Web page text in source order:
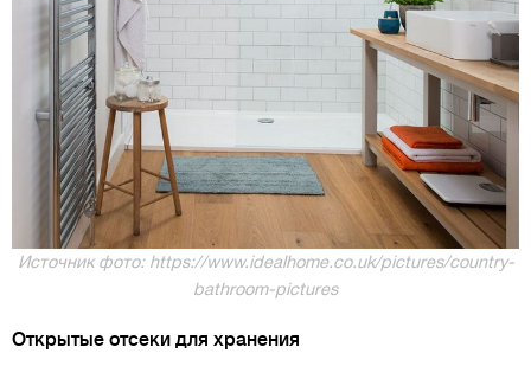
Источник фото: https://www.idealhome.co.uk/pictures/country-
bathroom-pictures
Открытые отсеки для хранения